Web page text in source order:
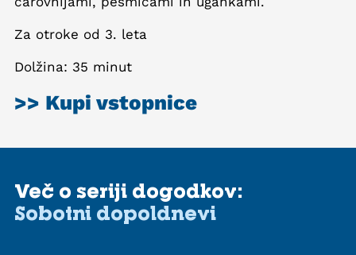
Za otroke od 3. leta
Dolžina: 35 minut
>> Kupi vstopnice
Več o seriji dogodkov:
Sobotni dopoldnevi